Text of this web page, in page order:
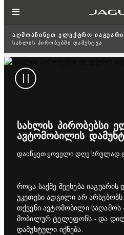
ᲐᲦᲛᲝᲐᲩᲘᲜᲔᲗ ᲔᲚᲔᲥᲢᲠᲝ ᲘᲐᲒᲣᲐᲠᲘ
ᲡᲐᲮᲚᲘᲡ ᲞᲘᲠᲝᲑᲔᲑᲨᲘ ᲓᲐᲛᲣᲮᲢᲕᲐ
ᲡᲐᲮᲚᲘᲡ ᲞᲘᲠᲝᲑᲔᲑᲡᲘ
ᲐᲕᲢᲝᲛᲝᲑᲘᲚᲘᲡ
დაიწყეთ ყოველი დღე სრულად
როცა საქმე შეეხება იაგუარის
უკეთესი ადგილი არ
თქვენი ავტომობილი
მობილურ ტელეფონს - და
დამუხტული იქნება.